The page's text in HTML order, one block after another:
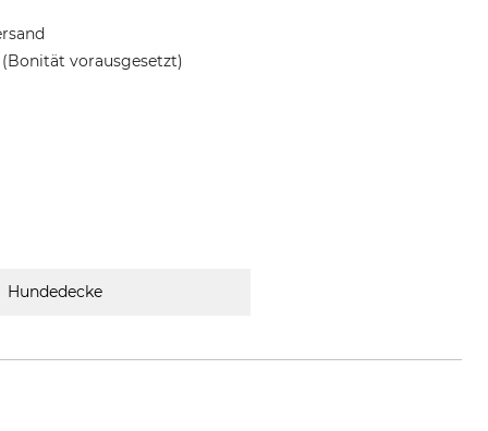
vorausgesetzt)
Hundedecke